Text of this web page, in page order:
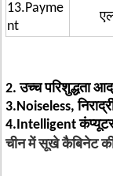
13.Payme
nt
2. उच्च परिशुद्धता
3.Noiseless,
4.Intelligent कंप्यूटर
चीन में सूखे कैबिनेट